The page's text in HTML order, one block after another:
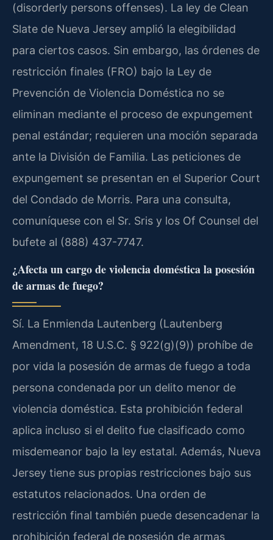
(disorderly persons offenses). La ley de Clean
Slate de Nueva Jersey amplió la elegibilidad
para ciertos casos. Sin embargo, las órdenes de
restricción finales (FRO) bajo la Ley de
Prevención de Violencia Doméstica no se
eliminan mediante el proceso de expungement
penal estándar; requieren una moción separada
ante la División de Familia. Las peticiones de
expungement se presentan en el Superior Court
del Condado de Morris. Para una consulta,
comuníquese con el Sr. Sris y los Of Counsel del
bufete al (888) 437-7747.
¿Afecta un cargo de violencia doméstica la posesión
de armas de fuego?
Sí. La Enmienda Lautenberg (Lautenberg
Amendment, 18 U.S.C. § 922(g)(9)) prohíbe de
por vida la posesión de armas de fuego a toda
persona condenada por un delito menor de
violencia doméstica. Esta prohibición federal
aplica incluso si el delito fue clasificado como
misdemeanor bajo la ley estatal. Además, Nueva
Jersey tiene sus propias restricciones bajo sus
estatutos relacionados. Una orden de
restricción final también puede desencadenar la
prohibición federal de posesión de armas